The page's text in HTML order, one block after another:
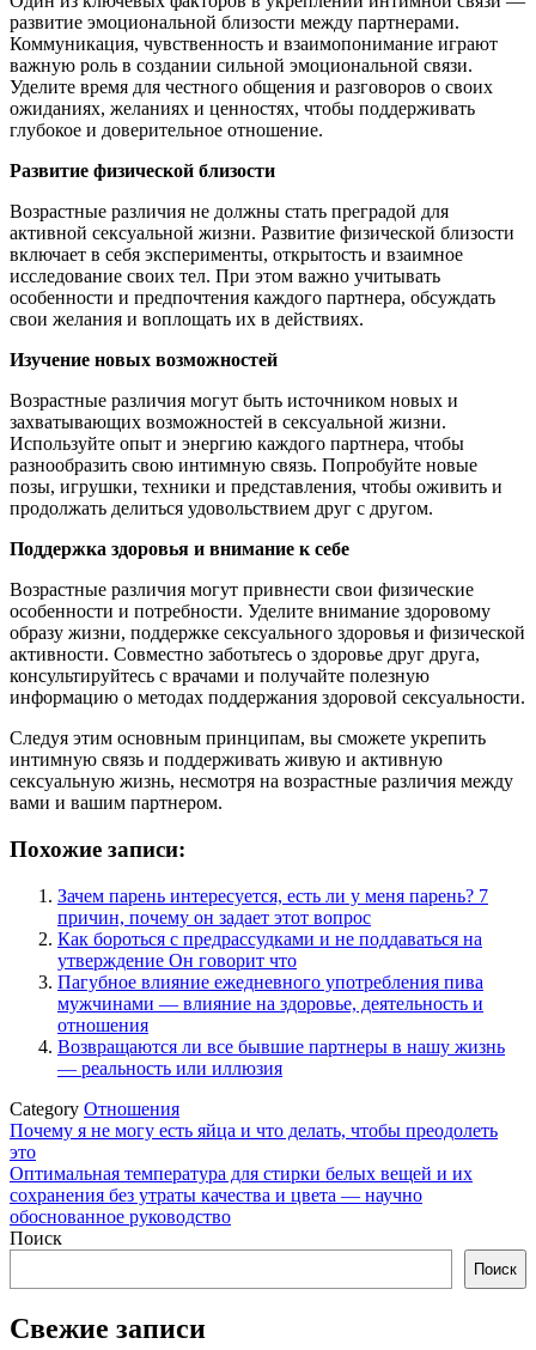
развитие эмоциональной близости между партнерами.
Коммуникация, чувственность и взаимопонимание играют
важную роль в создании сильной эмоциональной связи.
Уделите время для честного общения и разговоров о своих
ожиданиях, желаниях и ценностях, чтобы поддерживать
глубокое и доверительное отношение.
Развитие физической близости
Возрастные различия не должны стать преградой для
активной сексуальной жизни. Развитие физической близости
включает в себя эксперименты, открытость и взаимное
исследование своих тел. При этом важно учитывать
особенности и предпочтения каждого партнера, обсуждать
свои желания и воплощать их в действиях.
Изучение новых возможностей
Возрастные различия могут быть источником новых и
захватывающих возможностей в сексуальной жизни.
Используйте опыт и энергию каждого партнера, чтобы
разнообразить свою интимную связь. Попробуйте новые
позы, игрушки, техники и представления, чтобы оживить и
продолжать делиться удовольствием друг с другом.
Поддержка здоровья и внимание к себе
Возрастные различия могут привнести свои физические
особенности и потребности. Уделите внимание здоровому
образу жизни, поддержке сексуального здоровья и физической
активности. Совместно заботьтесь о здоровье друг друга,
консультируйтесь с врачами и получайте полезную
информацию о методах поддержания здоровой сексуальности.
Следуя этим основным принципам, вы сможете укрепить
интимную связь и поддерживать живую и активную
сексуальную жизнь, несмотря на возрастные различия между
вами и вашим партнером.
Похожие записи:
Зачем парень интересуется, есть ли у меня парень? 7
причин, почему он задает этот вопрос
Как бороться с предрассудками и не поддаваться на
утверждение Он говорит что
Пагубное влияние ежедневного употребления пива
мужчинами — влияние на здоровье, деятельность и
отношения
Возвращаются ли все бывшие партнеры в нашу жизнь
— реальность или иллюзия
Category Отношения
Навигация
по
записям
Почему я не могу есть яйца и что делать, чтобы преодолеть
это
Оптимальная температура для стирки белых вещей и их
сохранения без утраты качества и цвета — научно
обоснованное руководство
Поиск
Поиск
Свежие записи